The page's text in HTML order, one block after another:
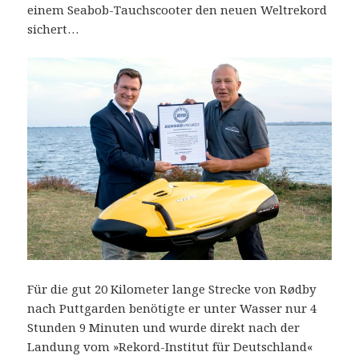
einem Seabob-Tauchscooter den neuen Weltrekord
sichert…
Für die gut 20 Kilometer lange Strecke von Rødby
nach Puttgarden benötigte er unter Wasser nur 4
Stunden 9 Minuten und wurde direkt nach der
Landung vom »Rekord-Institut für Deutschland«